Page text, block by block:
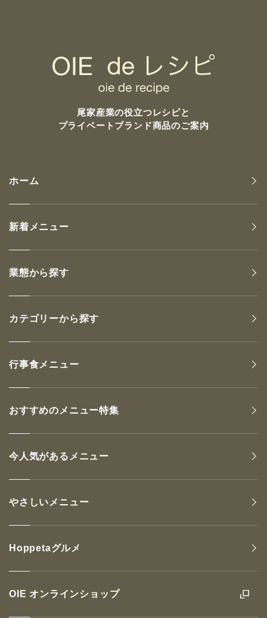
尾家産業の役立つレシピと
プライベートブランド商品のご案内
OIE オンラインショップ
ホーム
新着メニュー
業態から探す
カテゴリーから探す
行事食メニュー
おすすめのメニュー特集
今人気があるメニュー
やさしいメニュー
Hoppetaグルメ